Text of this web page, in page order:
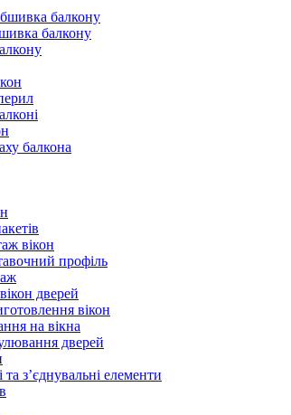
балкону
балкону
балкона
вікон
профіль
дверей
вікон
на вікна
дверей
з’єднувальні елементи